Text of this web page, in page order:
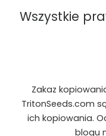
Wszystkie
Zakaz
TritonSeeds.com
ich kopiowania.
blogu